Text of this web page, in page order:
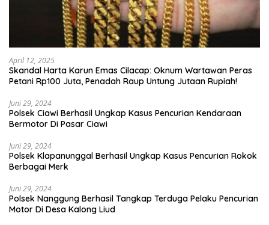
April 12, 2025
Skandal Harta Karun Emas Cilacap: Oknum Wartawan Peras
Petani Rp100 Juta, Penadah Raup Untung Jutaan Rupiah!
Juni 29, 2024
Polsek Ciawi Berhasil Ungkap Kasus Pencurian Kendaraan
Bermotor Di Pasar Ciawi
Juni 29, 2024
Polsek Klapanunggal Berhasil Ungkap Kasus Pencurian Rokok
Berbagai Merk
Juni 29, 2024
Polsek Nanggung Berhasil Tangkap Terduga Pelaku Pencurian
Motor Di Desa Kalong Liud